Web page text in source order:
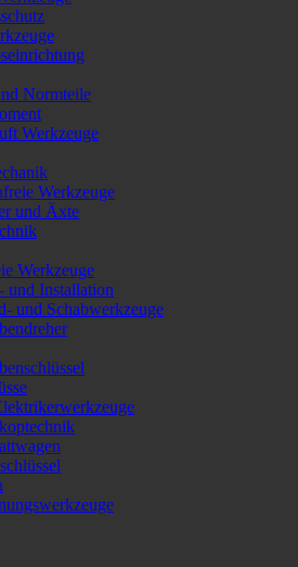
Normteile
Werkzeuge
Werkzeuge
und Äxte
Werkzeuge
und Installation
und Schabwerkzeuge